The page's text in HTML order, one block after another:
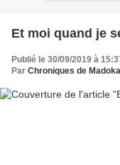
Et moi quand je
Publié le 30/09/2019 à
Par Chroniques de Madoka